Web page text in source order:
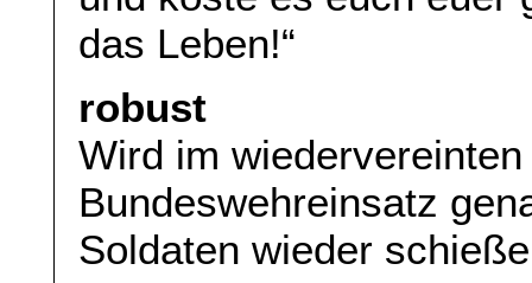
das Leben!“
robust
Wird im
Bundeswehreinsatz
Soldaten wieder